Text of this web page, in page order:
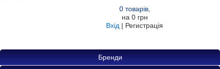
0товарів,
на 0 грн
Вхід | Регистрація
Бренди